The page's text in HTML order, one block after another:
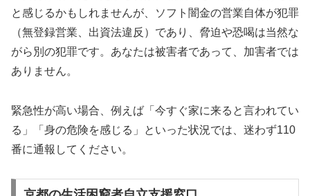
と感じるかもしれませんが、ソフト闇金の営業自体が犯罪
（無登録営業、出資法違反）であり、脅迫や恐喝は当然な
がら別の犯罪です。あなたは被害者であって、加害者では
ありません。
緊急性が高い場合、例えば「今すぐ家に来ると言われてい
る」「身の危険を感じる」といった状況では、迷わず110
番に通報してください。